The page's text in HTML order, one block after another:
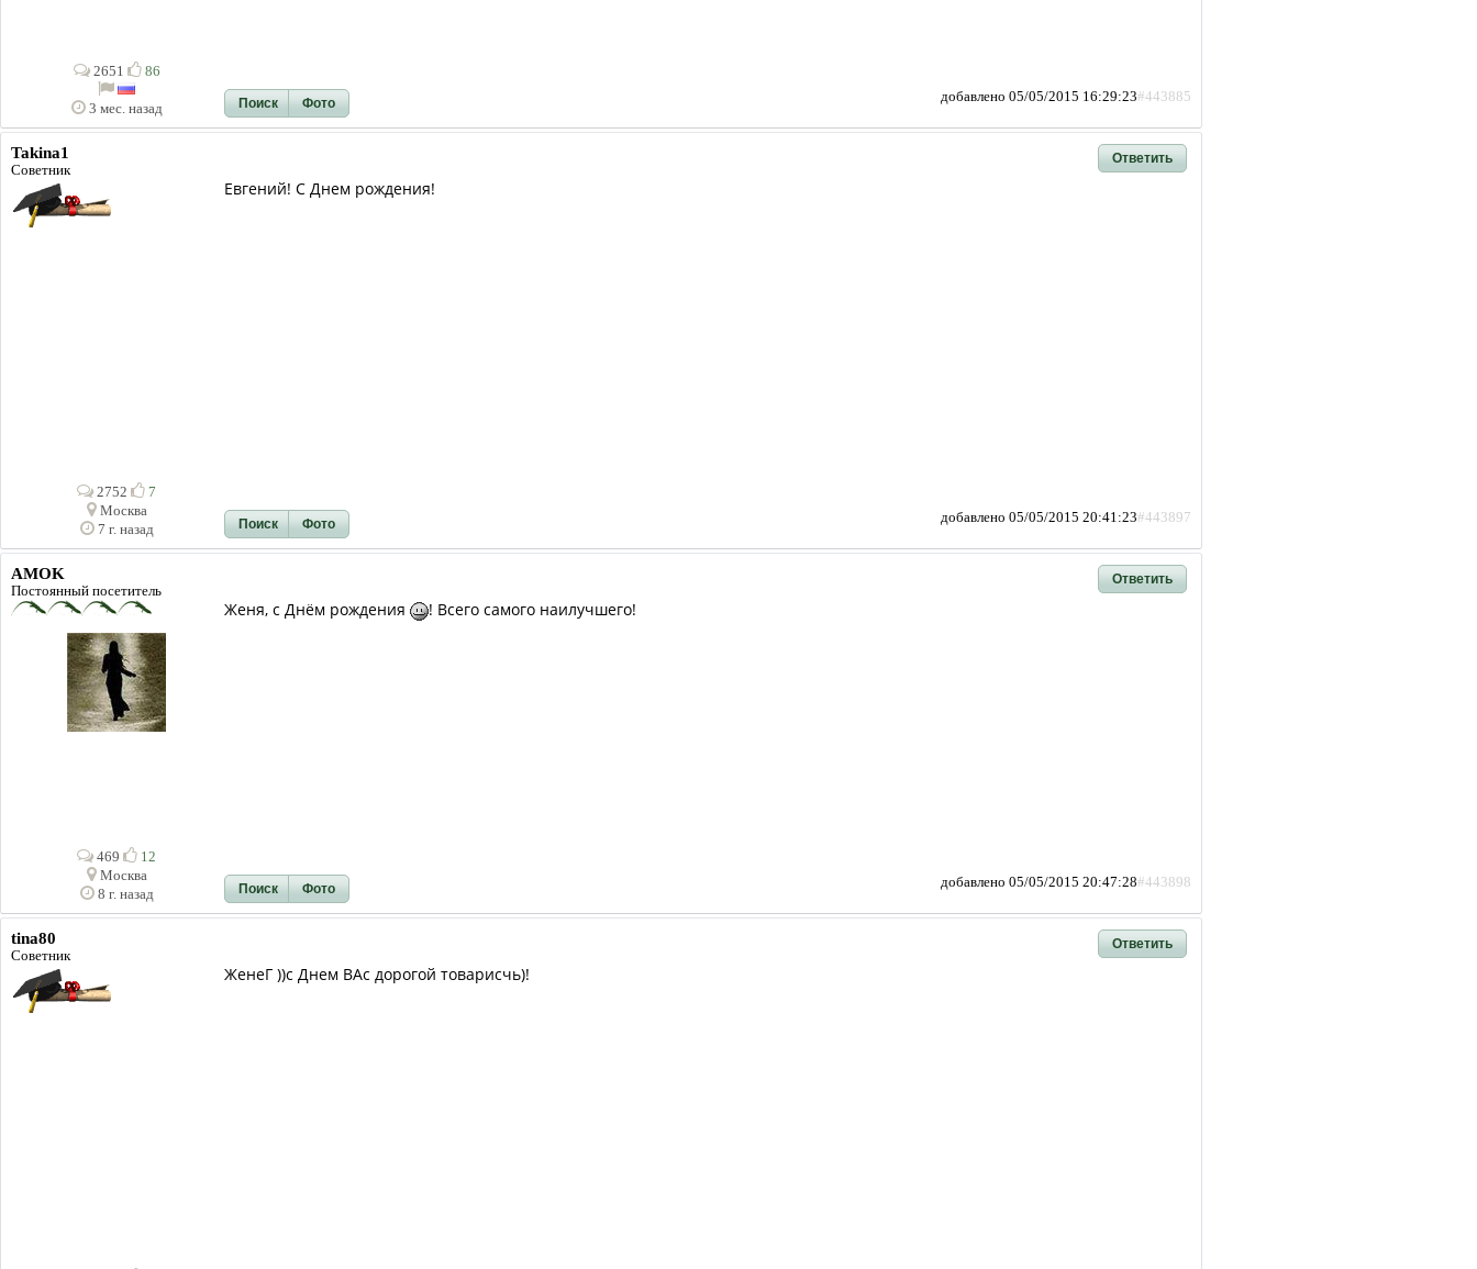
2651 86
3 мес. назад Поиск Фото добавлено 05/05/2015 16:29:23#443885
Takina1
Советник
2752
7
Москва
7 г. назад
Ответить
Евгений! С Днем рождения!
Поиск Фото добавлено 05/05/2015 20:41:23#443897
AMOK
Постоянный посетитель
469
12
Москва
8 г. назад
Ответить
Женя, с Днём рождения ! Всего самого наилучшего!
Поиск Фото добавлено 05/05/2015 20:47:28#443898
tina80
Советник
Ответить
ЖенеГ ))с Днем ВАс дорогой товарисчь)!